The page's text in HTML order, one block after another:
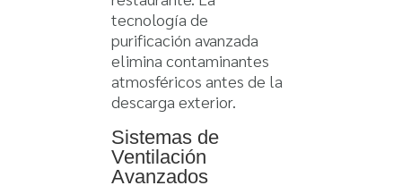
tecnología de
purificación avanzada
elimina contaminantes
atmosféricos antes de la
descarga exterior.
Sistemas de
Ventilación
Avanzados